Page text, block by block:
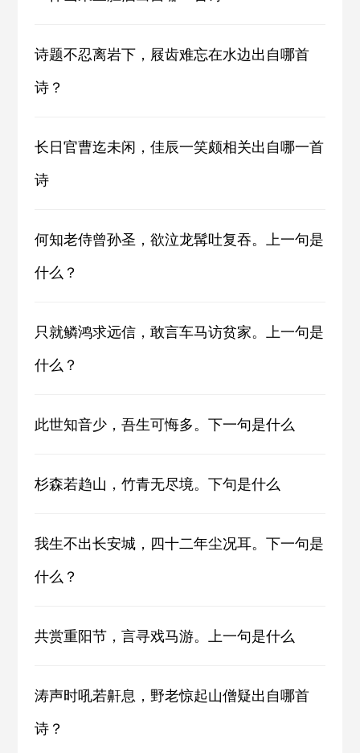
诗题不忍离岩下，屐齿难忘在水边出自哪首
诗？
长日官曹迄未闲，佳辰一笑颇相关出自哪一首
诗
何知老侍曾孙圣，欲泣龙髯吐复吞。上一句是
什么？
只就鳞鸿求远信，敢言车马访贫家。上一句是
什么？
此世知音少，吾生可悔多。下一句是什么
杉森若趋山，竹青无尽境。下句是什么
我生不出长安城，四十二年尘况耳。下一句是
什么？
共赏重阳节，言寻戏马游。上一句是什么
涛声时吼若鼾息，野老惊起山僧疑出自哪首
诗？